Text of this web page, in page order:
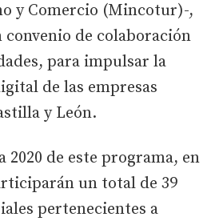
y Comercio (Mincotur)-,
convenio de colaboración
para impulsar la
de las empresas
y León.
2020 de este programa, en
un total de 39
pertenecientes a